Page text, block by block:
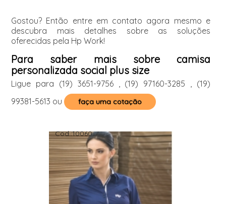
Gostou? Então entre em contato agora mesmo e
descubra mais detalhes sobre as soluções
oferecidas pela Hp Work!
Para saber mais sobre camisa
personalizada social plus size
Ligue para (19) 3651-9756, (19) 97160-3285 , (19)
99381-5613 ou faça uma cotação
Cod.:10060